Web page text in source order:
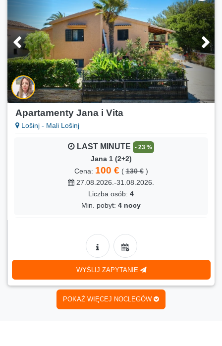
Apartamenty Jana i Vita
Lošinj - Mali Lošinj
LAST MINUTE - 23 %
Jana 1 (2+2)
Cena: 100 € (130 €)
27.08.2026.-31.08.2026.
Liczba osób: 4
Min. pobyt: 4 nocy
Jana 3 (2+1)
Cena:
80 € (95 €
28.08.2026.-31.08.2026.
Liczba osób:3
Min. pobyt:5 nocy
WYŚLIJ ZAPYTANIE
POKAŻ WIĘCEJ NOCLEGÓW